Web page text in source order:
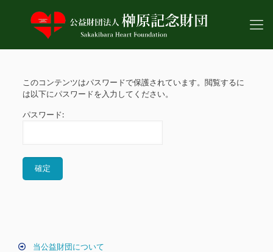
このコンテンツはパスワードで保護されています。閲覧するに
は以下にパスワードを入力してください。
パスワード:
当公益財団について